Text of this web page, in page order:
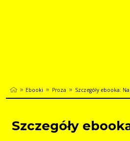
Ebooki Proza Szczegóły ebooka:
Szczegóły